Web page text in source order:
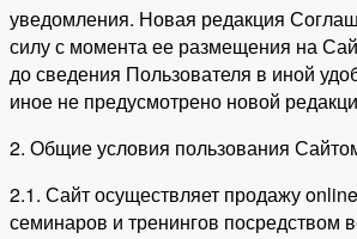
уведомления. Новая редакция
силу с момента ее размещения на
до сведения Пользователя в иной
иное не предусмотрено новой
2. Общие условия пользования
2.1. Сайт осуществляет продажу
семинаров и тренингов посредством